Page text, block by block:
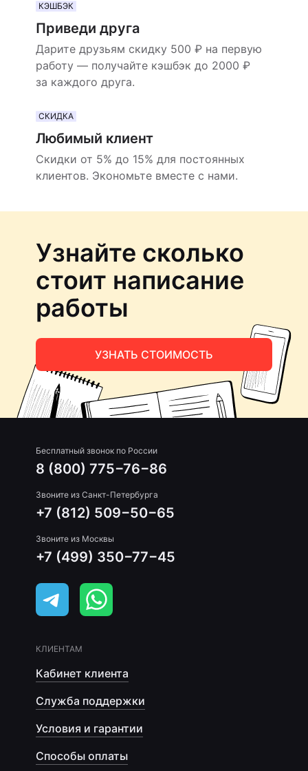
КЭШБЭК
Приведи друга
Дарите друзьям скидку 500 ₽ на первую
работу — получайте кэшбэк до 2000 ₽
за каждого друга.
СКИДКА
Любимый клиент
Скидки от 5% до 15% для постоянных
клиентов. Экономьте вместе с нами.
Узнайте сколько
стоит написание
работы
УЗНАТЬ СТОИМОСТЬ
Бесплатный звонок по России
8 (800) 775−76−86
Звоните из Санкт-Петербурга
+7 (812) 509−50−65
Звоните из Москвы
+7 (499) 350−77−45
КЛИЕНТАМ
Кабинет клиента
Служба поддержки
Условия и гарантии
Способы оплаты